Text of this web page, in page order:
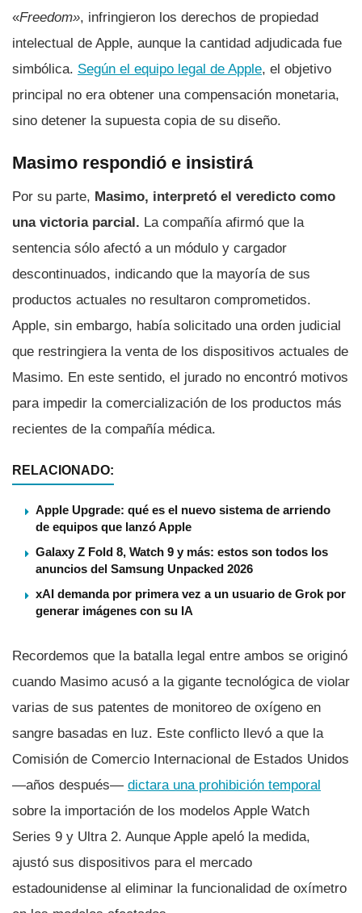
«Freedom», infringieron los derechos de propiedad
intelectual de Apple, aunque la cantidad adjudicada fue
simbólica. Según el equipo legal de Apple, el objetivo
principal no era obtener una compensación monetaria,
sino detener la supuesta copia de su diseño.
Masimo respondió e insistirá
Por su parte, Masimo, interpretó el veredicto como
una victoria parcial. La compañía afirmó que la
sentencia sólo afectó a un módulo y cargador
descontinuados, indicando que la mayoría de sus
productos actuales no resultaron comprometidos.
Apple, sin embargo, había solicitado una orden judicial
que restringiera la venta de los dispositivos actuales de
Masimo. En este sentido, el jurado no encontró motivos
para impedir la comercialización de los productos más
recientes de la compañía médica.
RELACIONADO:
Apple Upgrade: qué es el nuevo sistema de arriendo
de equipos que lanzó Apple
Galaxy Z Fold 8, Watch 9 y más: estos son todos los
anuncios del Samsung Unpacked 2026
xAI demanda por primera vez a un usuario de Grok por
generar imágenes con su IA
Recordemos que la batalla legal entre ambos se originó
cuando Masimo acusó a la gigante tecnológica de violar
varias de sus patentes de monitoreo de oxígeno en
sangre basadas en luz. Este conflicto llevó a que la
Comisión de Comercio Internacional de Estados Unidos
—años después— dictara una prohibición temporal
sobre la importación de los modelos Apple Watch
Series 9 y Ultra 2. Aunque Apple apeló la medida,
ajustó sus dispositivos para el mercado
estadounidense al eliminar la funcionalidad de oxímetro